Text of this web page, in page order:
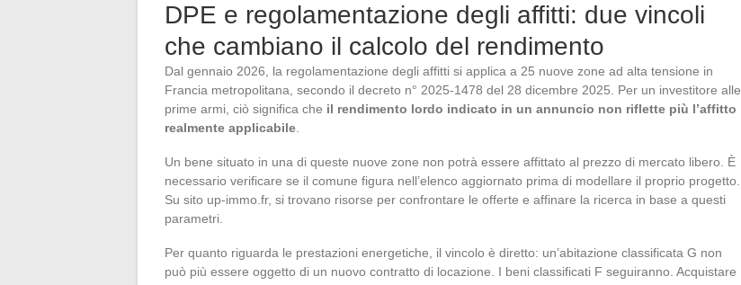
DPE e regolamentazione degli affitti: due vincoli
che cambiano il calcolo del rendimento
Dal gennaio 2026, la regolamentazione degli affitti si applica a 25 nuove zone ad alta tensione in
Francia metropolitana, secondo il decreto n° 2025-1478 del 28 dicembre 2025. Per un investitore alle
prime armi, ciò significa che il rendimento lordo indicato in un annuncio non riflette più l’affitto
realmente applicabile.
Un bene situato in una di queste nuove zone non potrà essere affittato al prezzo di mercato libero. È
necessario verificare se il comune figura nell’elenco aggiornato prima di modellare il proprio progetto.
Su sito up-immo.fr, si trovano risorse per confrontare le offerte e affinare la ricerca in base a questi
parametri.
Per quanto riguarda le prestazioni energetiche, il vincolo è diretto: un’abitazione classificata G non
può più essere oggetto di un nuovo contratto di locazione. I beni classificati F seguiranno. Acquistare